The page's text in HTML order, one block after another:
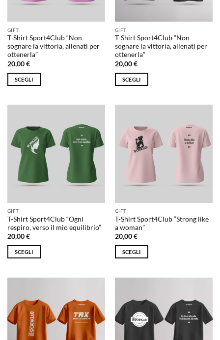
scelte
pagina
del
prodotto
scelte
pagina
del
prodotto
GIFT
T-Shirt Sport4Club “Non
sognare la vittoria, allenati per
ottenerla”
20,00€
SCEGLI
varianti.
Le
opzioni
possono
essere
scelte
pagina
del
prodotto
GIFT
T-Shirt Sport4Club “Non
sognare la vittoria, allenati per
ottenerla”
20,00€
SCEGLI
varianti.
opzioni
scelte
pagina
del
prodotto
GIFT
T-Shirt Sport4Club “Ogni
respiro, verso il mio equilibrio”
20,00€
SCEGLI
varianti.
Le
opzioni
possono
GIFT
T-Shirt Sport4Club “Strong like
a woman”
20,00€
SCEGLI
varianti.
Le
opzioni